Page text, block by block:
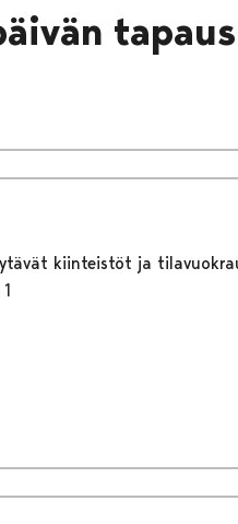
tapaus
kiinteistöt ja